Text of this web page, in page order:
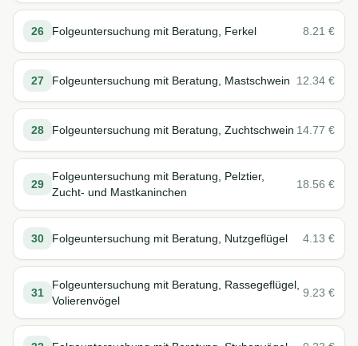
26 Folgeuntersuchung mit Beratung, Ferkel 8.21 €
27 Folgeuntersuchung mit Beratung, Mastschwein 12.34 €
28 Folgeuntersuchung mit Beratung, Zuchtschwein 14.77 €
29
Folgeuntersuchung mit Beratung, Pelztier,
Zucht- und Mastkaninchen
18.56 €
30 Folgeuntersuchung mit Beratung, Nutzgeflügel 4.13 €
31
Folgeuntersuchung mit Beratung, Rassegeflügel,
Volierenvögel
9.23 €